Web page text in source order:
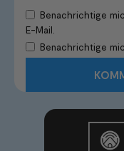
Benachrichtige
E-Mail.
Benachrichtige